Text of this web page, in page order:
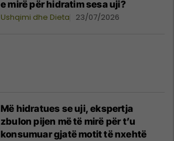
e mirë për hidratim sesa uji?
Ushqimi dhe Dieta 23/07/2026
Më hidratues se uji, ekspertja
zbulon pijen më të mirë për t’u
konsumuar gjatë motit të nxehtë